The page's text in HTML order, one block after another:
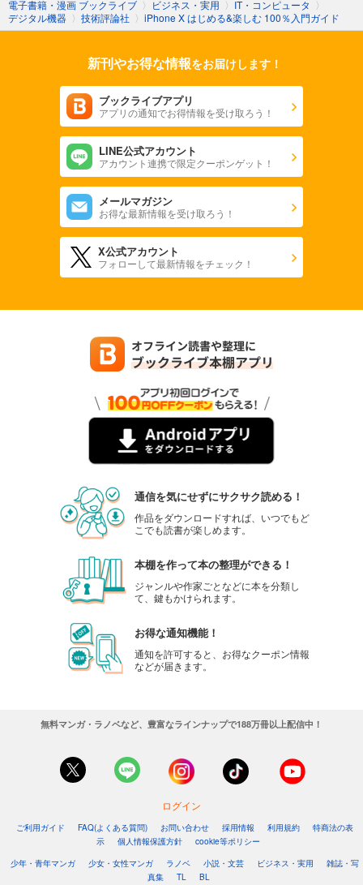
電子書籍・漫画 ブックライブ 〉 ビジネス・実用 〉 IT・コンピュータ 〉
デジタル機器 〉 技術評論社 〉 iPhone X はじめる&楽しむ 100％入門ガイド
新刊やお得な情報をお届けします！
ブックライブアプリ
アプリの通知でお得情報を受け取ろう！
LINE公式アカウント
アカウント連携で限定クーポンゲット！
メールマガジン
お得な最新情報を受け取ろう！
X公式アカウント
フォローして最新情報をチェック！
通信を気にせずにサクサク読める！
作品をダウンロードすれば、いつでもど
こでも読書が楽しめます。
本棚を作って本の整理ができる！
ジャンルや作家ごとなどに本を分類し
て、鍵もかけられます。
お得な通知機能！
通知を許可すると、お得なクーポン情報
などが届きます。
無料マンガ・ラノベなど、豊富なラインナップで188万冊以上配信中！
ログイン
ご利用ガイド FAQ(よくある質問) お問い合わせ 採用情報 利用規約
特商法の表
示
個人情報保護方針
cookie等ポリシー
少年・青年マンガ
少女・女性マンガ ラノベ 小説・文芸 ビジネス・実用
雑誌・写
真集
TL BL